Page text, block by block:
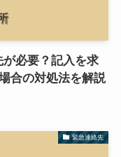
必要？記入を求
合の対処法を解説
緊急連絡先